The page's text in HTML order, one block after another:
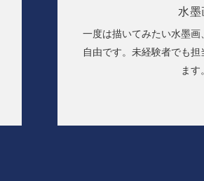
水墨
一度は描いてみたい水墨
自由です。未経験者でも
ます